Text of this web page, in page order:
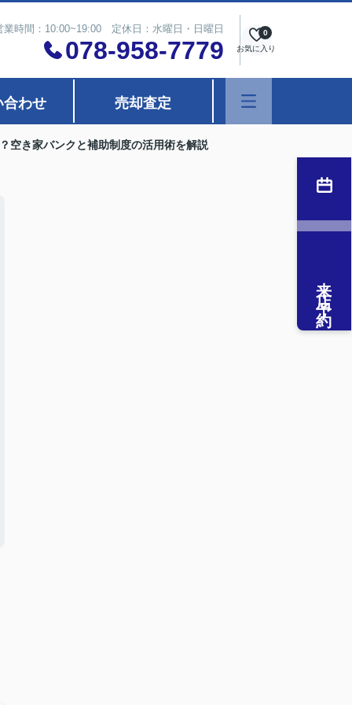
業時間：10:00~19:00 定休日：水曜日・日曜日
078-958-7779 お気に入り
0
合わせ 売却査定
空き家バンクと補助制度の活用術を解説
来店予約